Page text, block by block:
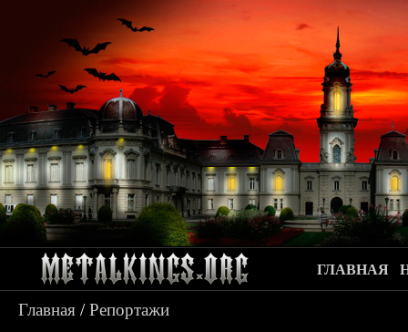
ГЛАВНАЯ
Главная /Репортажи